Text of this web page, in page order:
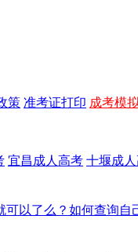
策 准考证打印 成考模
宜昌成人高考 十堰成
以了么？如何查询自